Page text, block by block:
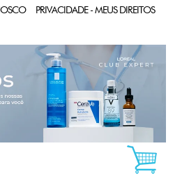
PRIVACIDADE - MEUS DIREITOS